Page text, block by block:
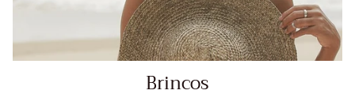
Brincos